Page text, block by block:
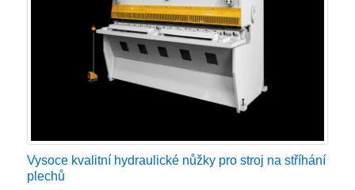
Vysoce kvalitní hydraulické nůžky pro stroj na stříhání
plechů